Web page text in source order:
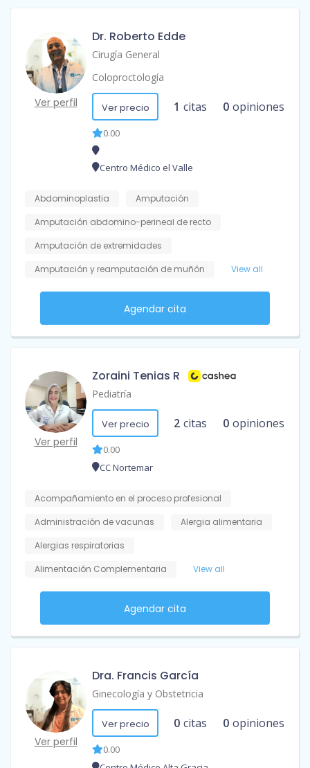
Ver perfil
Dr. Roberto Edde
Cirugía General
Coloproctología
Ver precio 1 citas 0 opiniones
0.00
Centro Médico el Valle
Abdominoplastia
Amputación
Amputación abdomino-perineal de recto
Amputación de extremidades
Amputación y reamputación de muñón
View all
Agendar cita
Ver perfil
Zoraini Tenias R
Pediatría
Ver precio 2 citas 0 opiniones
0.00
CC Nortemar
Acompañamiento en el proceso profesional
Administración de vacunas
Alergia alimentaria
Alergias respiratorias
Alimentación Complementaria
View all
Agendar cita
Ver perfil
Dra. Francis García
Ginecología y Obstetricia
Ver precio 0 citas 0 opiniones
0.00